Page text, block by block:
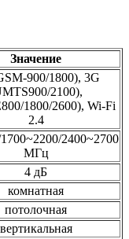
Значение
900/1800), 3G
2100),
1800/2600), Wi-Fi
2.4
2400~2700
МГц
4 дБ
комнатная
потолочная
вертикальная